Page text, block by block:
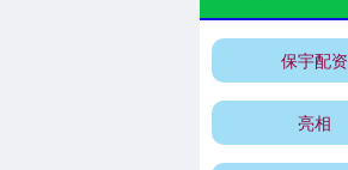
保宇配资
亮相